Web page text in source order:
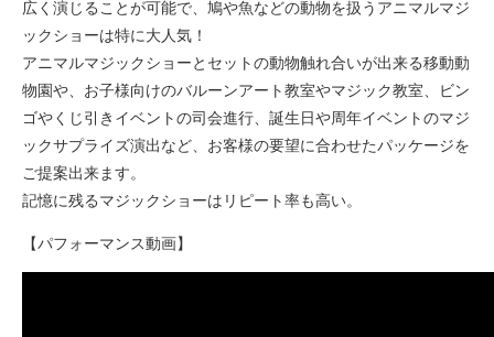
広く演じることが可能で、鳩や魚などの動物を扱うアニマルマジ
ックショーは特に大人気！
アニマルマジックショーとセットの動物触れ合いが出来る移動動
物園や、お子様向けのバルーンアート教室やマジック教室、ビン
ゴやくじ引きイベントの司会進行、誕生日や周年イベントのマジ
ックサプライズ演出など、お客様の要望に合わせたパッケージを
ご提案出来ます。
記憶に残るマジックショーはリピート率も高い。
【パフォーマンス動画】